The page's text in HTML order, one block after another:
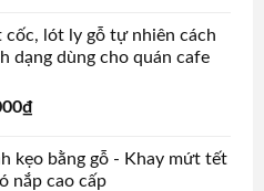
lót ly gỗ tự nhiên cách
dạng dùng cho quán cafe
₫
kẹo bằng gỗ - Khay mứt tết
nắp cao cấp